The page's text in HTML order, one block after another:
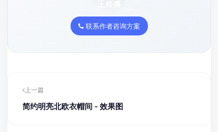
王师傅
联系作者咨询方案
上一篇
简约明亮北欧衣帽间 - 效果图